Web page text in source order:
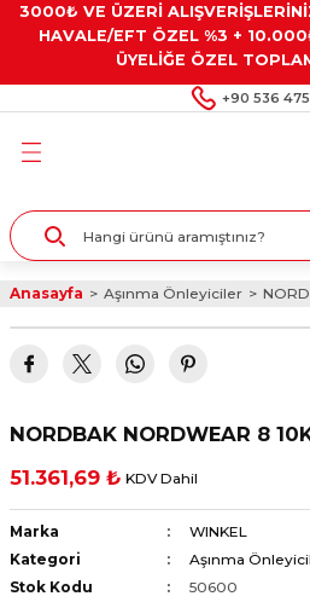
3000₺ VE ÜZERİ
HAVALE/EFT ÖZEL %3 +
ÜYELİĞE ÖZEL
+90 536
Geri Dön
Geri Dön
Geri Dön
Gresler
Geri Dön
Alet Setleri
ve Multimetreler
ve Penseler
Geri Dön
Taşları ve
Anasayfa Aşınma Önleyiciler
NORDBAK NORDWEAR 8
51.361,69 ₺ KDV Dahil
Marka
WINKEL
Kategori
Aşınma
Stok Kodu
50600